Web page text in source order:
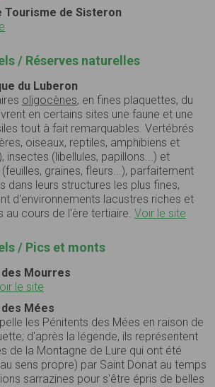
Tourisme de Sisteron
/ Réserves naturelles
du Luberon
oligocènes, en fines plaquettes, du
en certains sites une faune et une
tout à fait remarquables. Vertébrés
oiseaux, reptiles, amphibiens et
insectes (libellules, papillons...) et
graines, fleurs...), parfaitement
dans leurs structures les plus fines,
d'environnements lacustres riches et
au cours de l'ère tertiaire. Voir le site
/ Pics et monts
Mourres
le site
Mées
les Pénitents des Mées en raison de
d'après la légende, ils représentent
de la Montagne de Lure qui ont été
sens propre) par Saint Donat au temps
sarrazines pour s'être épris de belles